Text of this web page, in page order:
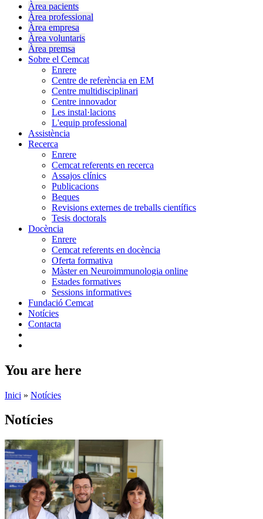
Àrea pacients
Àrea professional
Àrea empresa
Àrea voluntaris
Àrea premsa
Sobre el Cemcat
Enrere
Centre de referència en EM
Centre multidisciplinari
Centre innovador
Les instal·lacions
L'equip professional
Assistència
Recerca
Enrere
Cemcat referents en recerca
Assajos clínics
Publicacions
Beques
Revisions externes de treballs científics
Tesis doctorals
Docència
Enrere
Cemcat referents en docència
Oferta formativa
Màster en Neuroimmunologia online
Estades formatives
Sessions informatives
Fundació Cemcat
Notícies
Contacta
You are here
Inici » Notícies
Notícies